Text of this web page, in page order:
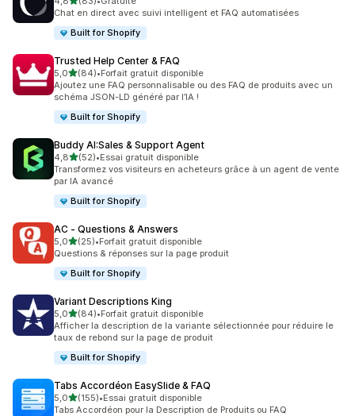
83 avis au total
Chat en direct avec suivi intelligent et FAQ automatisées
Built for Shopify
Trusted Help Center & FAQ
5,0étoile(s) sur 5
(84)
84 avis au total
•Forfait gratuit disponible
Ajoutez une FAQ personnalisable ou des FAQ de produits avec un
schéma JSON-LD généré par l’IA !
Built for Shopify
Buddy AI:Sales & Support Agent
4,8étoile(s) sur 5
(52)
52 avis au total
•Essai gratuit disponible
Transformez vos visiteurs en acheteurs grâce à un agent de vente
par IA avancé
Built for Shopify
AC ‑ Questions & Answers
5,0étoile(s) sur 5
(25)
25 avis au total
•Forfait gratuit disponible
Questions & réponses sur la page produit
Built for Shopify
Variant Descriptions King
5,0étoile(s) sur 5
(84)
84 avis au total
•Forfait gratuit disponible
Afficher la description de la variante sélectionnée pour réduire le
taux de rebond sur la page de produit
Built for Shopify
Tabs Accordéon EasySlide & FAQ
5,0étoile(s) sur 5
(155)
155 avis au total
•Essai gratuit disponible
Tabs Accordéon pour la Description de Produits ou FAQ